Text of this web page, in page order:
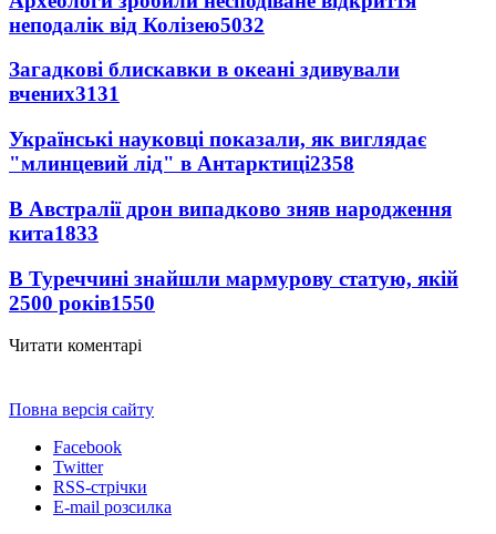
неподалік від Колізею5032
Загадкові блискавки в океані здивували
вчених3131
Українські науковці показали, як виглядає
"млинцевий лід" в Антарктиці2358
В Австралії дрон випадково зняв народження
кита1833
В Туреччині знайшли мармурову статую, якій
2500 років1550
Читати коментарі
Повна версія сайту
Facebook
Twitter
RSS-стрічки
E-mail розсилка